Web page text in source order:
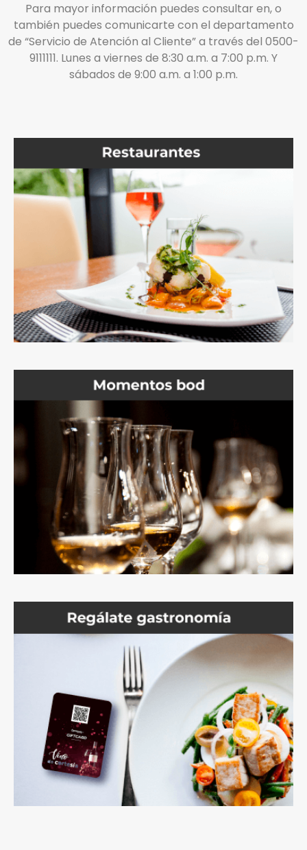
Para mayor información puedes consultar en, o
también puedes comunicarte con el departamento
de “Servicio de Atención al Cliente” a través del 0500-
9111111. Lunes a viernes de 8:30 a.m. a 7:00 p.m. Y
sábados de 9:00 a.m. a 1:00 p.m.